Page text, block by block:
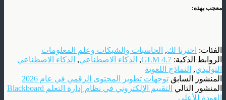
معجب بهذه:
الفئات: اخترنا لك, الحاسبات والشبكات وعلم المعلومات
الروابط الذكية: GLM 4.7
, الذكاء الاصطناعي, الذكاء الاصطناعي
التوليدي, النماذج اللغوية
المنشور السابق توجهات تطوير المحتوى الرقمي في عام 2026
المنشور التالي التقييم الإلكتروني في نظام إدارة التعلم Blackboard
العودة للأعلى